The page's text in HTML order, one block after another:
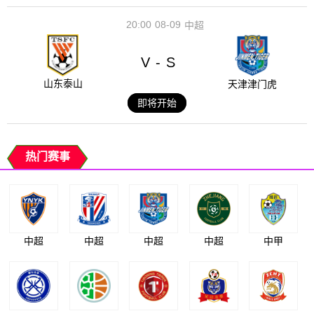
08-09
20:00 中超
山东泰山
V - S
天津津门虎
即将开始
热门赛事
中超 中超 中超 中超 中甲